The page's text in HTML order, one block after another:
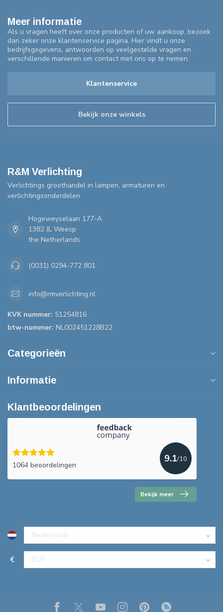
Meer informatie
Als u vragen heeft over onze producten of uw aankoop, bezoek
dan zeker onze klantenservice pagina. Hier vindt u onze
bedrijfsgegevens, antwoorden op veelgestelde vragen en
verschillende manieren om contact met ons op te nemen.
Klantenservice
Bekijk onze winkels
R&M Verlichting
Verlichtings groothandel in lampen, armaturen en
verlichtingsonderdelen
Hogeweyselaan 177-A
1382 JL Weesp
the Netherlands
(0031) 0294-772 801
info@rmverlichting.nl
KVK nummer: 51254816
btw-nummer: NL002451228B22
Categorieën
Informatie
Klantbeoordelingen
1064 beoordelingen
9.1/10
Bekijk meer
€